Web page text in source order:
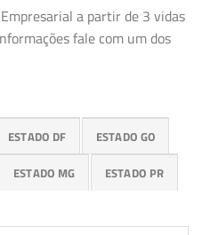
a partir de 3 vidas
fale com um dos
ESTADO DF ESTADO GO
ESTADO MG ESTADO PR